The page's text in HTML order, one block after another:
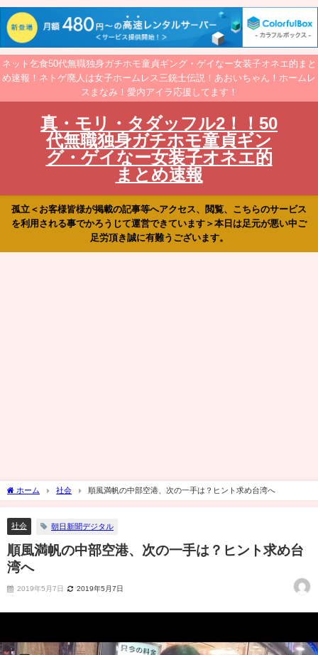
ネット乞食50代無職独身ガチホモ童貞ギング・ゲイなー女装子オネエ的まと
め速報！ネトゲ廃人は女子ホームレス三銃士伝説！あおいちゃん！ホームレ
スまなみ！愛内アイラ応援してます！
真・モリ・タダッフル2！！50
代無職独身ガチホモ童貞ギン
グ・ゲイなー女装子オネエ的
まとめ速報
孤立＜お客様皆様が掲載の記事等へアクセス、閲覧、こちらのサービス
を利用される事でかろうじて運営できています＞本日は足元が悪い中ご
足労頂き誠に有難うございます。
ホーム 社会 順風満帆の中部空港、次の一手は？ヒント求め台湾へ
社会 朝日新聞デジタル
順風満帆の中部空港、次の一手は？ヒント求め台
湾へ
2019年5月7日 2019年5月7日